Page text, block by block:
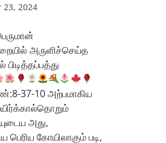
2024
அருளிச்செய்த
பிடித்தப்பத்து
37-10 அற்பமாகிய
அது,
கோயிலாகும் படி,